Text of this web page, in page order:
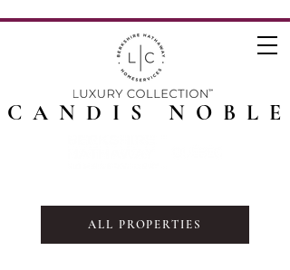
CANDIS NOBLE
ALL PROPERTIES